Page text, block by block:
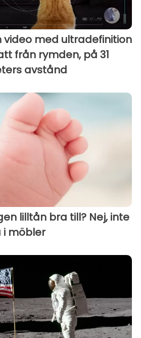
video med ultradefinition
från rymden, på 31
avstånd
lilltån bra till? Nej, inte
i möbler